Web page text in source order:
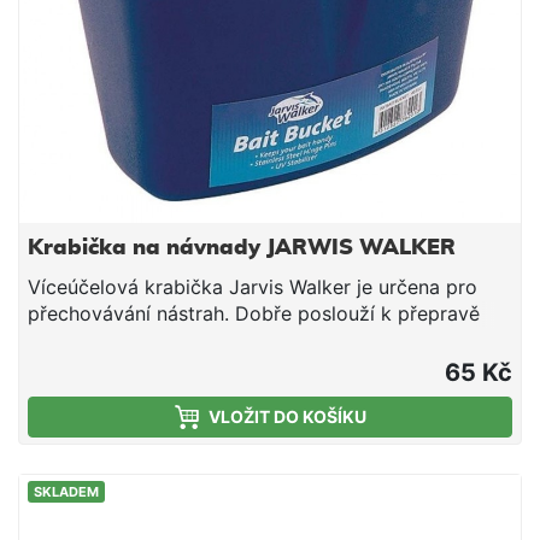
zimnímu přehozu bivak vytopit a teplo udržet.
Krabička na návnady JARWIS WALKER
Víceúčelová krabička Jarvis Walker je určena pro
přechovávání nástrah. Dobře poslouží k přepravě
červů. Je vyrobena z kvalitního plastu, který odolává
vnějším vlivům, je UV stabilní a zaručuje tak dlouhou
životnost výrobku. Součástí je i nastavitelný popruh
pro snadné nošení.
65 Kč
VLOŽIT DO KOŠÍKU
SKLADEM